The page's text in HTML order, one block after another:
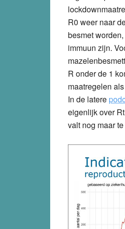
R0 weer naar
besmet
immuun zijn.
R onder de 1
maatregelen
In de latere
eigenlijk over
valt nog maar